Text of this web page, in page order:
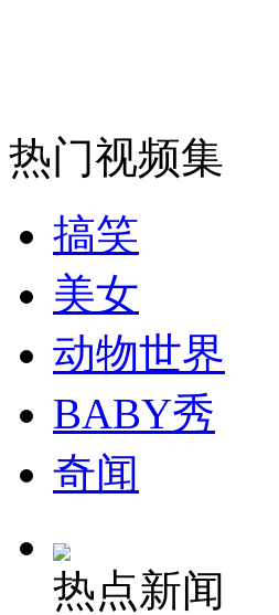
走！跟着总书记去植树
消防员救轻生者
纽约上演“枕头大战”
司机酒驾遇交警 急速倒车逃窜
热门视频集
搞笑
美女
动物世界
BABY秀
奇闻
热点新闻